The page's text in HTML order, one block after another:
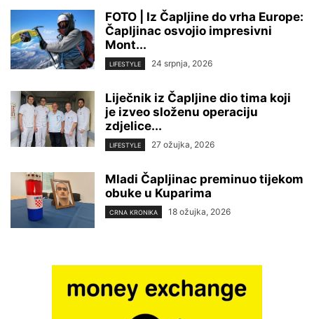
FOTO | Iz Čapljine do vrha Europe:
Čapljinac osvojio impresivni
Mont...
LIFESTYLE 24 srpnja, 2026
Liječnik iz Čapljine dio tima koji
je izveo složenu operaciju
zdjelice...
LIFESTYLE 27 ožujka, 2026
Mladi Čapljinac preminuo tijekom
obuke u Kuparima
CRNA KRONIKA 18 ožujka, 2026